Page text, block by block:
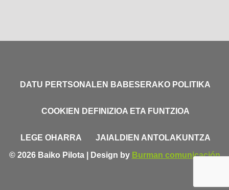
DATU PERTSONALEN BABESERAKO POLITIKA
COOKIEN DEFINIZIOA ETA FUNTZIOA
LEGE OHARRA
JAIALDIEN ANTOLAKUNTZA
© 2026 Baiko Pilota | Design by Burman comunicación